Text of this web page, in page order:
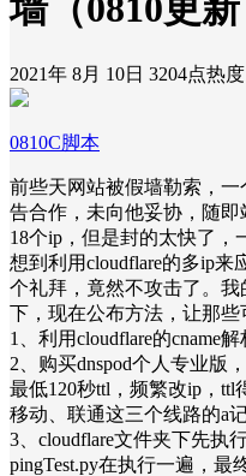
墙（0810更
2021年 8月 10日 3204点热度
0810C脚本
前些天网站被假墙勒索，
告合作，未向他妥协，随
18个ip，但是封的太快了，
想到利用cloudflare的多ip
个礼拜，竟然不攻击了。
下，现在公布方法，让那些
1、利用cloudflare的cname
2、购买dnspod个人专业版
最低120秒ttl，频繁改ip，ttl
移动、联通这三个线路的a记
3、cloudflare文件夹下先执
pingTest.py在执行一遍，最